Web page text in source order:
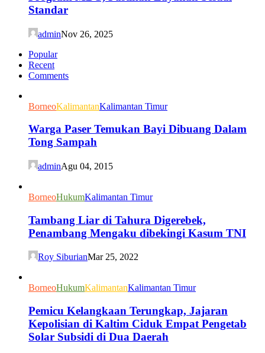
Standar
adminNov 26, 2025
Popular
Recent
Comments
BorneoKalimantanKalimantan Timur
Warga Paser Temukan Bayi Dibuang Dalam
Tong Sampah
adminAgu 04, 2015
BorneoHukumKalimantan Timur
Tambang Liar di Tahura Digerebek,
Penambang Mengaku dibekingi Kasum TNI
Roy SiburianMar 25, 2022
BorneoHukumKalimantanKalimantan Timur
Pemicu Kelangkaan Terungkap, Jajaran
Kepolisian di Kaltim Ciduk Empat Pengetab
Solar Subsidi di Dua Daerah